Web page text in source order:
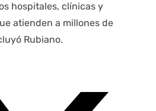
hospitales, clínicas y
atienden a millones de
Rubiano.